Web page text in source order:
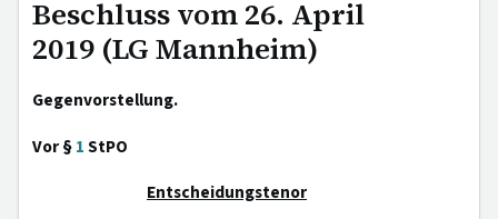
Beschluss vom 26. April
2019 (LG Mannheim)
Gegenvorstellung.
Vor §1StPO
Entscheidungstenor